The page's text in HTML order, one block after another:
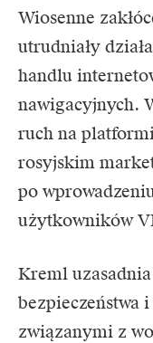
Wiosenne
utrudniały
handlu
nawigacyjnych.
ruch na
rosyjskim
po
użytkowników
Kreml
bezpieczeństwa
związanymi z